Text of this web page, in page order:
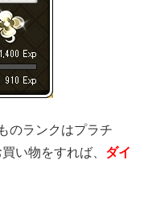
のランクはプラチ
い物をすれば、 ダイ